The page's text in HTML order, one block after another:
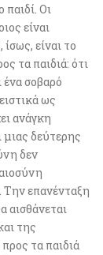
παιδί. Οι
είναι
είναι το
τα παιδιά: ότι
ένα σοβαρό
ως
ανάγκη
δεύτερης
δεν
επανένταξη
αισθάνεται
της
τα παιδιά